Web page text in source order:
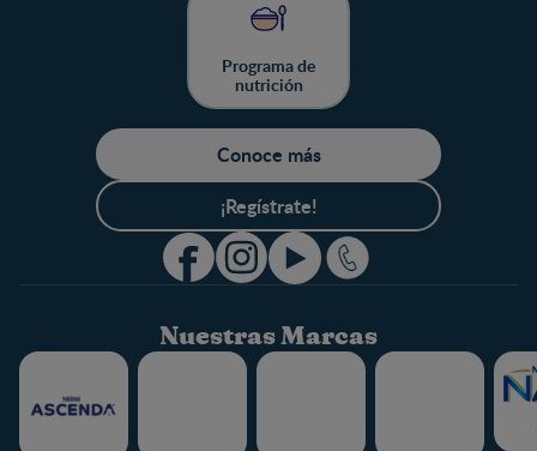
Programa de
nutrición
Conoce más
¡Regístrate!
Nuestras Marcas